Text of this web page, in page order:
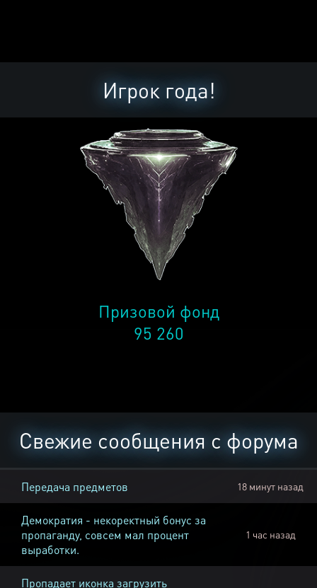
Игрок года!
Призовой фонд
95 260
Свежие сообщения с форума
Передача предметов 18 минут назад
Демократия - некоректный бонус за
пропаганду, совсем мал процент
выработки.
1 час назад
Пропадает иконка загрузить